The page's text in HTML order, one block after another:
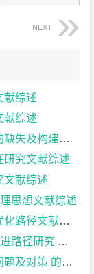
NEXT
献综述
献综述
构建文献综述
研究文献综述
文献综述
思想文献综述
径文献综述
辖社区为例文献综述
乌振岗为例文献综述